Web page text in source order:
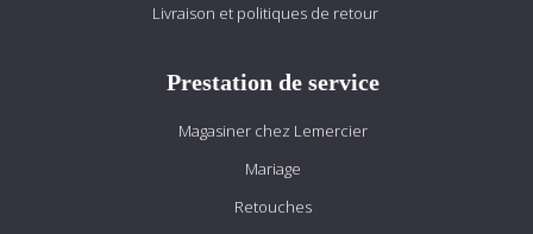
Livraison et politiques de retour
Prestation de service
Magasiner chez Lemercier
Mariage
Retouches